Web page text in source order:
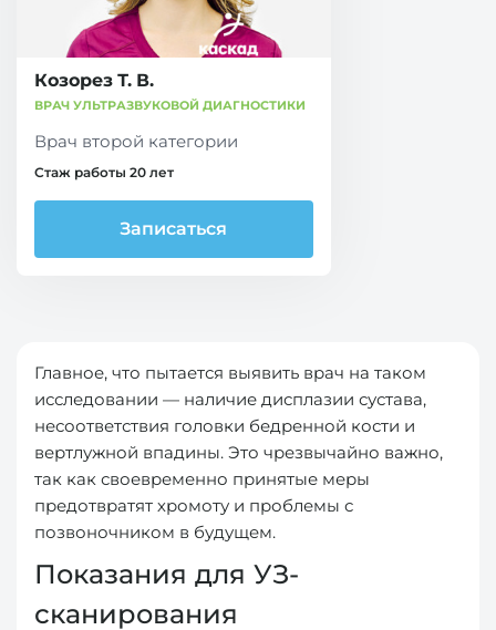
Козорез Т. В.
ВРАЧ УЛЬТРАЗВУКОВОЙ ДИАГНОСТИКИ
Врач второй категории
Стаж работы 20 лет
Записаться
Главное, что пытается выявить врач на таком
исследовании — наличие дисплазии сустава,
несоответствия головки бедренной кости и
вертлужной впадины. Это чрезвычайно важно,
так как своевременно принятые меры
предотвратят хромоту и проблемы с
позвоночником в будущем.
Показания для УЗ-
сканирования